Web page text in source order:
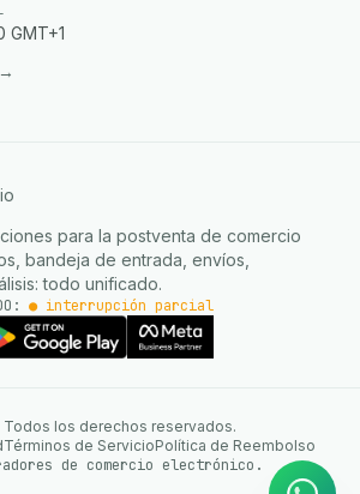
GMT+1
→
para la postventa de comercio
bandeja de entrada, envíos,
todo unificado.
v2.0 · ESTADO:● interrupción
los derechos reservados.
Términos de ServicioPolítica de Reembolso
de comercio electrónico.
WhatsApp